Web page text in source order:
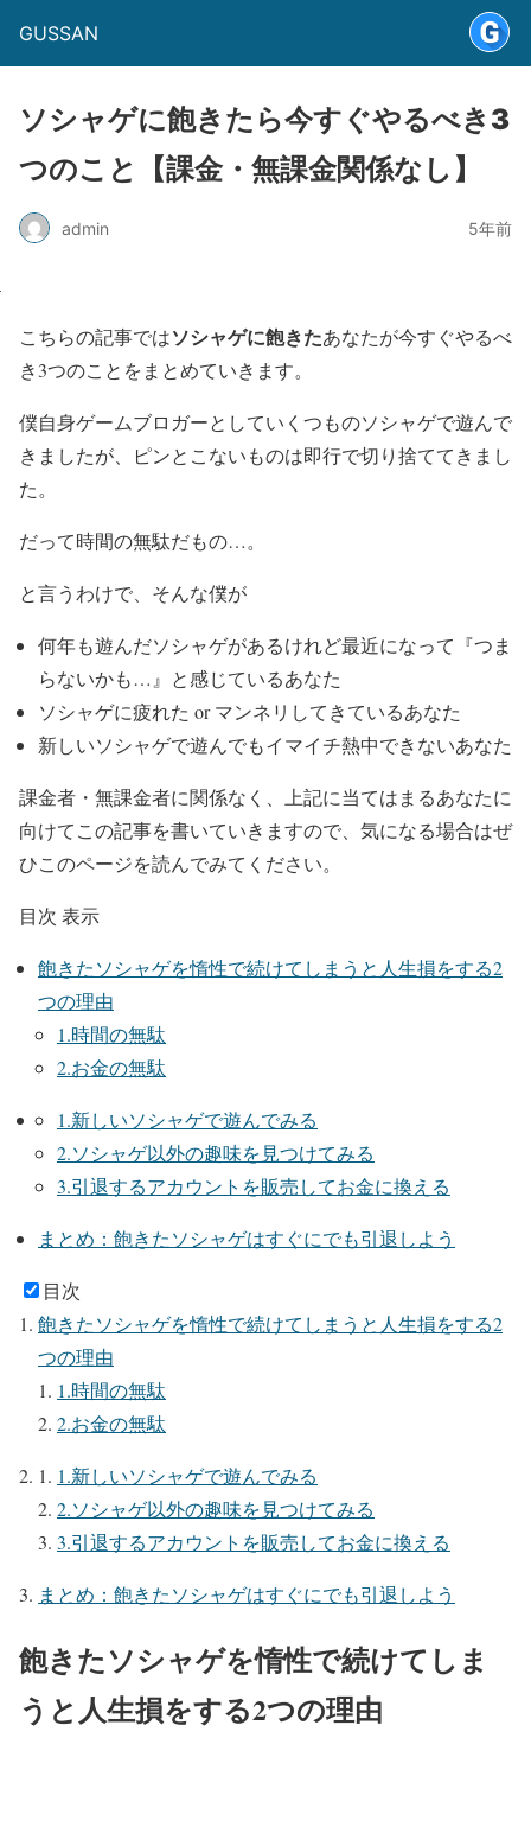
GUSSAN
ソシャゲに飽きたら今すぐやるべき3
つのこと【課金・無課金関係なし】
admin 5年前
こちらの記事ではソシャゲに飽きたあなたが今すぐやるべ
き3つのことをまとめていきます。
僕自身ゲームブロガーとしていくつものソシャゲで遊んで
きましたが、ピンとこないものは即行で切り捨ててきまし
た。
だって時間の無駄だもの…。
と言うわけで、そんな僕が
何年も遊んだソシャゲがあるけれど最近になって『つま
らないかも…』と感じているあなた
ソシャゲに疲れた or マンネリしてきているあなた
新しいソシャゲで遊んでもイマイチ熱中できないあなた
課金者・無課金者に関係なく、上記に当てはまるあなたに
向けてこの記事を書いていきますので、気になる場合はぜ
ひこのページを読んでみてください。
目次 表示
飽きたソシャゲを惰性で続けてしまうと人生損をする2
つの理由
1.時間の無駄
2.お金の無駄
1.新しいソシャゲで遊んでみる
2.ソシャゲ以外の趣味を見つけてみる
3.引退するアカウントを販売してお金に換える
まとめ：飽きたソシャゲはすぐにでも引退しよう
目次
飽きたソシャゲを惰性で続けてしまうと人生損をする2
つの理由
1.時間の無駄
2.お金の無駄
1.新しいソシャゲで遊んでみる
2.ソシャゲ以外の趣味を見つけてみる
3.引退するアカウントを販売してお金に換える
まとめ：飽きたソシャゲはすぐにでも引退しよう
飽きたソシャゲを惰性で続けてしま
うと人生損をする2つの理由